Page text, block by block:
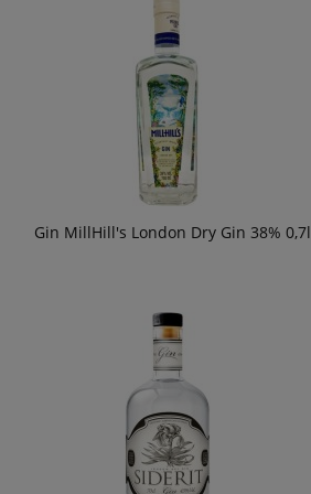
Gin MillHill's London Dry Gin 38% 0,7l